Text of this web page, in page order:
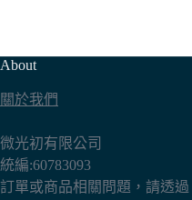
About
關於我們
微光初有限公司
統編:60783093
訂單或商品相關問題，請透過